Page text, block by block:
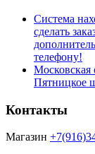
Система
сделать
телефону!
Московская
Пятницкое
Контакты
Магазин